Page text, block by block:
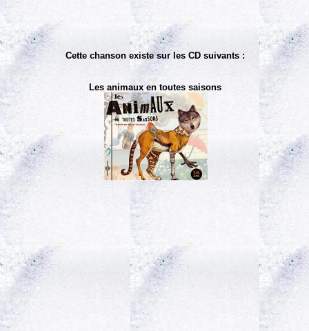
Cette chanson existe sur les CD suivants :
Les animaux en toutes saisons